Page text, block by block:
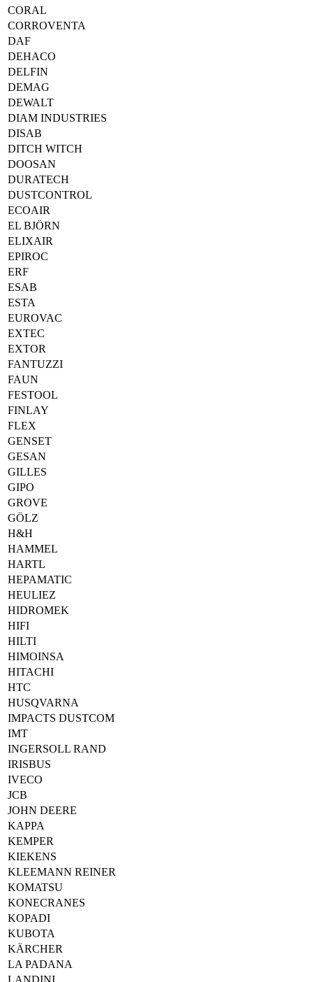
CORAL
CORROVENTA
DAF
DEHACO
DELFIN
DEMAG
DEWALT
DIAM INDUSTRIES
DISAB
DITCH WITCH
DOOSAN
DURATECH
DUSTCONTROL
ECOAIR
EL BJÖRN
ELIXAIR
EPIROC
ERF
ESAB
ESTA
EUROVAC
EXTEC
EXTOR
FANTUZZI
FAUN
FESTOOL
FINLAY
FLEX
GENSET
GESAN
GILLES
GIPO
GROVE
GÖLZ
H&H
HAMMEL
HARTL
HEPAMATIC
HEULIEZ
HIDROMEK
HIFI
HILTI
HIMOINSA
HITACHI
HTC
HUSQVARNA
IMPACTS DUSTCOM
IMT
INGERSOLL RAND
IRISBUS
IVECO
JCB
JOHN DEERE
KAPPA
KEMPER
KIEKENS
KLEEMANN REINER
KOMATSU
KONECRANES
KOPADI
KUBOTA
KÄRCHER
LA PADANA
LANDINI